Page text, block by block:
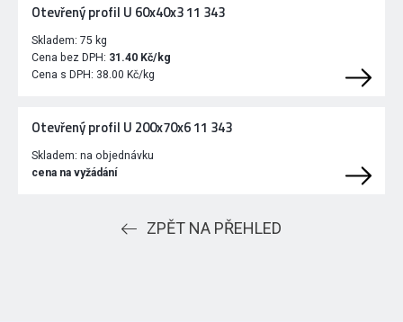
Otevřený profil U 60x40x3 11 343
Skladem: 75 kg
Cena bez DPH: 31.40 Kč/kg
Cena s DPH: 38.00 Kč/kg
Otevřený profil U 200x70x6 11 343
Skladem: na objednávku
cena na vyžádání
ZPĚT NA PŘEHLED